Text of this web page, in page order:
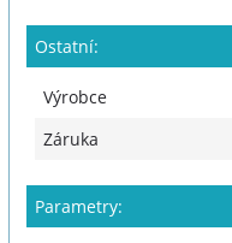
Ostatní:
Výrobce
Záruka
Parametry: